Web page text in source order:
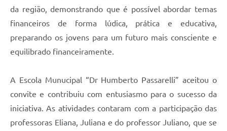
da região, demonstrando que é possível abordar temas
financeiros de forma lúdica, prática e educativa,
preparando os jovens para um futuro mais consciente e
equilibrado financeiramente.
A Escola Munucipal “Dr Humberto Passarelli” aceitou o
convite e contribuiu com entusiasmo para o sucesso da
iniciativa. As atividades contaram com a participação das
professoras Eliana, Juliana e do professor Juliano, que se